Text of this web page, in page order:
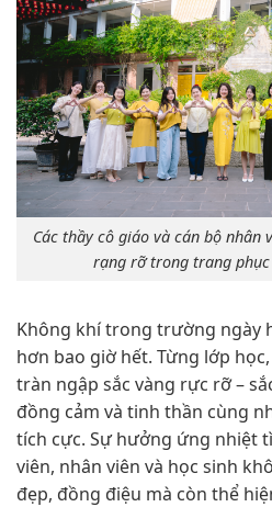
Các thầy cô giáo và cán bộ nhân
rạng rỡ trong trang
Không khí trong trường ngày
hơn bao giờ hết. Từng lớp
tràn ngập sắc vàng rực rỡ –
đồng cảm và tinh thần cùng
tích cực. Sự hưởng ứng nhiệt
viên, nhân viên và học sinh
đẹp, đồng điệu mà còn thể